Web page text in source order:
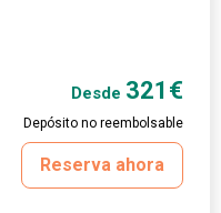
Desde 321€
Depósito no reembolsable
Reserva ahora